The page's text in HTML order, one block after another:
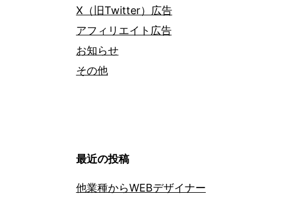
X（旧Twitter）広告
アフィリエイト広告
お知らせ
その他
最近の投稿
他業種からWEBデザイナー